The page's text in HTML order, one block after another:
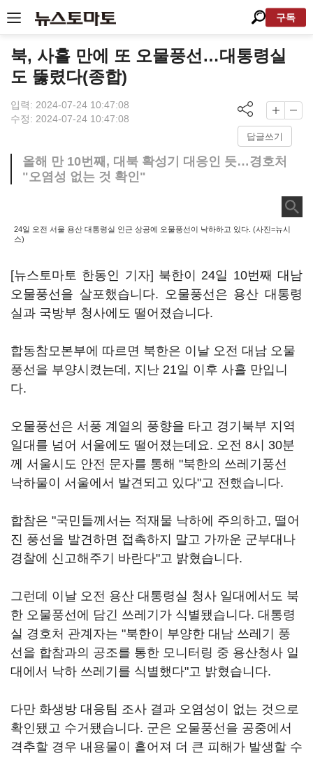
구독
북, 사흘 만에 또 오물풍선…대통령실
도 뚫렸다(종합)
입력: 2024-07-24 10:47:08
수정: 2024-07-24 10:47:08
답글쓰기
올해 만 10번째, 대북 확성기 대응인 듯…경호처
"오염성 없는 것 확인"
24일 오전 서울 용산 대통령실 인근 상공에 오물풍선이 낙하하고 있다. (사진=뉴시
스)
[뉴스토마토 한동인 기자] 북한이 24일 10번째 대남
오물풍선을 살포했습니다. 오물풍선은 용산 대통령
실과 국방부 청사에도 떨어졌습니다.
합동참모본부에 따르면 북한은 이날 오전 대남 오물
풍선을 부양시켰는데, 지난 21일 이후 사흘 만입니
다.
오물풍선은 서풍 계열의 풍향을 타고 경기북부 지역
일대를 넘어 서울에도 떨어졌는데요. 오전 8시 30분
께 서울시도 안전 문자를 통해 "북한의 쓰레기풍선
낙하물이 서울에서 발견되고 있다"고 전했습니다.
합참은 "국민들께서는 적재물 낙하에 주의하고, 떨어
진 풍선을 발견하면 접촉하지 말고 가까운 군부대나
경찰에 신고해주기 바란다"고 밝혔습니다.
그런데 이날 오전 용산 대통령실 청사 일대에서도 북
한 오물풍선에 담긴 쓰레기가 식별됐습니다. 대통령
실 경호처 관계자는 "북한이 부양한 대남 쓰레기 풍
선을 합참과의 공조를 통한 모니터링 중 용산청사 일
대에서 낙하 쓰레기를 식별했다"고 밝혔습니다.
다만 화생방 대응팀 조사 결과 오염성이 없는 것으로
확인됐고 수거됐습니다. 군은 오물풍선을 공중에서
격추할 경우 내용물이 흩어져 더 큰 피해가 발생할 수